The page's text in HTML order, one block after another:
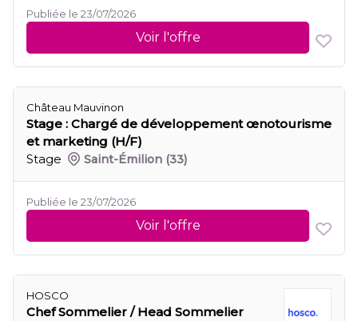
Publiée le 23/07/2026
Voir l'offre
Château Mauvinon
Stage : Chargé de développement œnotourisme
et marketing (H/F)
Stage
Saint-Émilion (33)
Publiée le 23/07/2026
Voir l'offre
HOSCO
Chef Sommelier / Head Sommelier